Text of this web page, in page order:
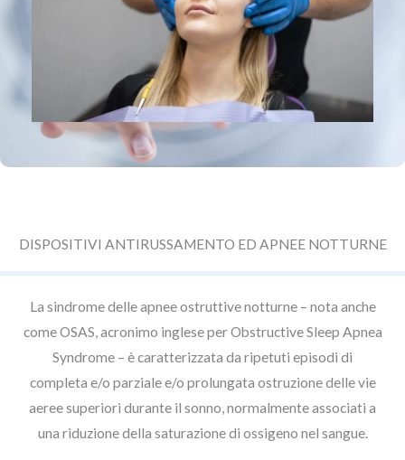
DISPOSITIVI ANTIRUSSAMENTO ED APNEE NOTTURNE
La sindrome delle apnee ostruttive notturne – nota anche
come OSAS, acronimo inglese per Obstructive Sleep Apnea
Syndrome – è caratterizzata da ripetuti episodi di
completa e/o parziale e/o prolungata ostruzione delle vie
aeree superiori durante il sonno, normalmente associati a
una riduzione della saturazione di ossigeno nel sangue.